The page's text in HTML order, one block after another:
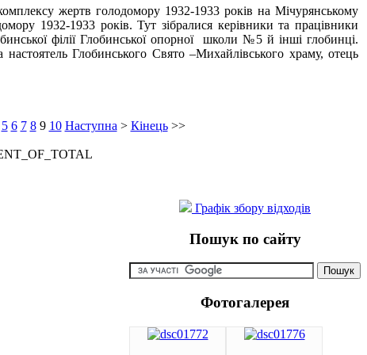
жертв голодомору 1932-1933 років на Мічурянському
1932-1933 років. Тут зібралися керівники та працівники
філії Глобинської опорної школи №5 й інші глобинці.
Глобинського Свято –Михайлівського храму, отець
5 6 7 8 9 10 Наступна > Кінець>>
Графік збору відходів
Пошук по сайту
Фотогалерея